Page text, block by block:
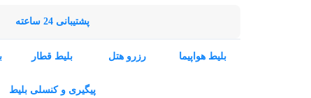
پشتیبانی 24 ساعته
بلیط هواپیما رزرو هتل بلیط قطار
پیگیری و کنسلی بلیط